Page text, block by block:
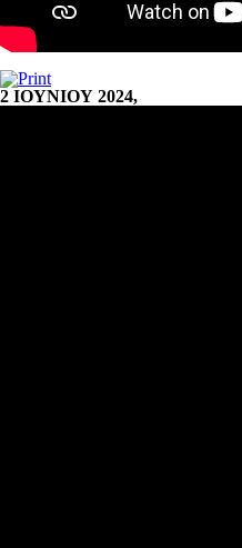
2 ΙΟΥΝΙΟΥ 2024,